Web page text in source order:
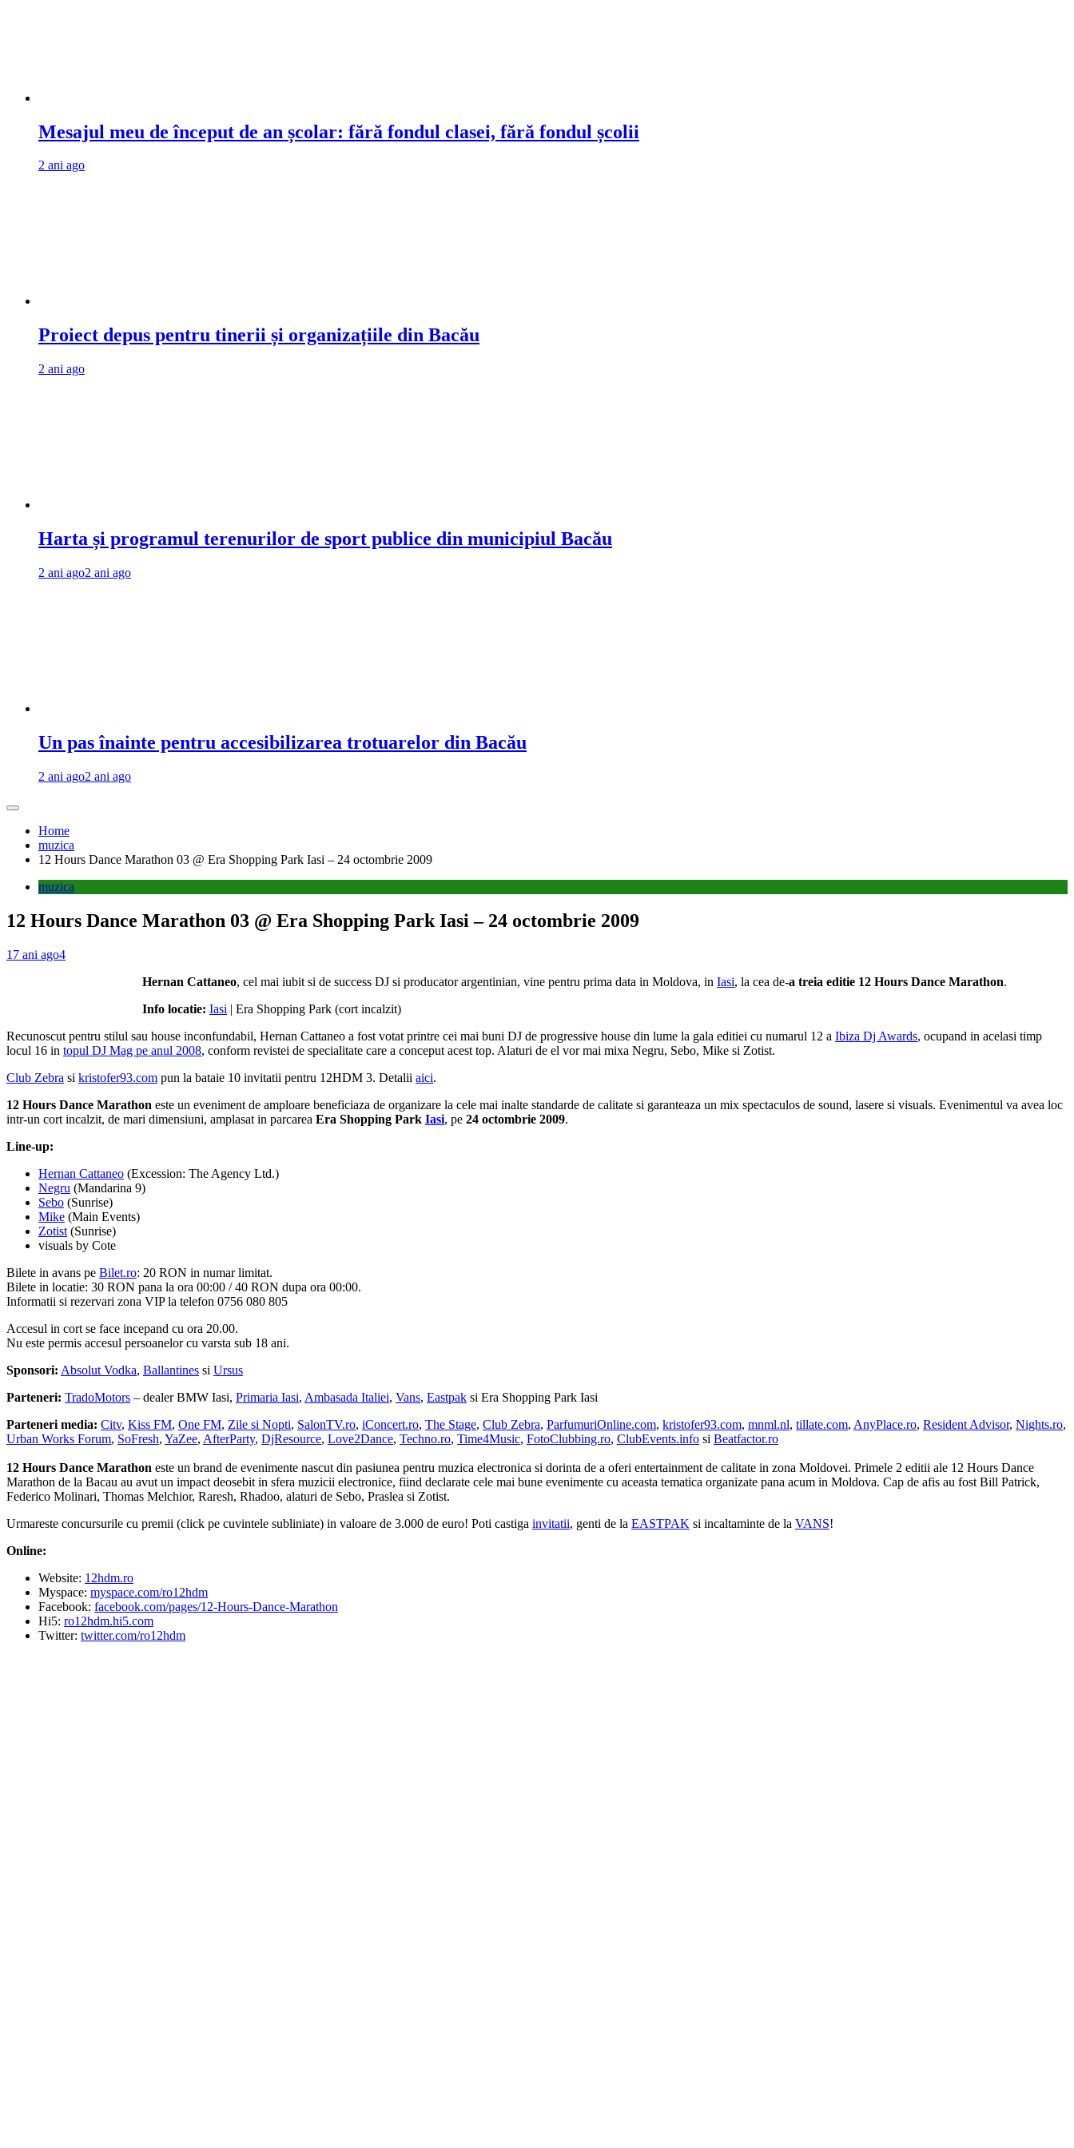
Mesajul meu de început de an școlar: fără fondul clasei, fără fondul școlii
2 ani ago
Proiect depus pentru tinerii și organizațiile din Bacău
2 ani ago
Harta și programul terenurilor de sport publice din municipiul Bacău
2 ani ago2 ani ago
Un pas înainte pentru accesibilizarea trotuarelor din Bacău
2 ani ago2 ani ago
Home
muzica
12 Hours Dance Marathon 03 @ Era Shopping Park Iasi – 24 octombrie 2009
muzica
12 Hours Dance Marathon 03 @ Era Shopping Park Iasi – 24 octombrie 2009
17 ani ago4
Hernan Cattaneo, cel mai iubit si de success DJ si producator argentinian, vine pentru prima data in Moldova, in Iasi, la cea de-a treia editie 12 Hours Dance Marathon.
Info locatie: Iasi | Era Shopping Park (cort incalzit)
Recunoscut pentru stilul sau house inconfundabil, Hernan Cattaneo a fost votat printre cei mai buni DJ de progressive house din lume la gala editiei cu numarul 12 a Ibiza Dj Awards, ocupand in acelasi timp
locul 16 in topul DJ Mag pe anul 2008, conform revistei de specialitate care a conceput acest top. Alaturi de el vor mai mixa Negru, Sebo, Mike si Zotist.
Club Zebra si kristofer93.com pun la bataie 10 invitatii pentru 12HDM 3. Detalii aici.
12 Hours Dance Marathon este un eveniment de amploare beneficiaza de organizare la cele mai inalte standarde de calitate si garanteaza un mix spectaculos de sound, lasere si visuals. Evenimentul va avea loc
intr-un cort incalzit, de mari dimensiuni, amplasat in parcarea Era Shopping Park Iasi, pe 24 octombrie 2009.
Line-up:
Hernan Cattaneo (Excession: The Agency Ltd.)
Negru (Mandarina 9)
Sebo (Sunrise)
Mike (Main Events)
Zotist (Sunrise)
visuals by Cote
Bilete in avans pe Bilet.ro: 20 RON in numar limitat.
Bilete in locatie: 30 RON pana la ora 00:00 / 40 RON dupa ora 00:00.
Informatii si rezervari zona VIP la telefon 0756 080 805
Accesul in cort se face incepand cu ora 20.00.
Nu este permis accesul persoanelor cu varsta sub 18 ani.
Sponsori: Absolut Vodka, Ballantines si Ursus
Parteneri: TradoMotors – dealer BMW Iasi, Primaria Iasi, Ambasada Italiei, Vans, Eastpak si Era Shopping Park Iasi
Parteneri media: Citv, Kiss FM, One FM, Zile si Nopti, SalonTV.ro, iConcert.ro, The Stage, Club Zebra, ParfumuriOnline.com, kristofer93.com, mnml.nl, tillate.com, AnyPlace.ro, Resident Advisor, Nights.ro,
Urban Works Forum, SoFresh, YaZee, AfterParty, DjResource, Love2Dance, Techno.ro, Time4Music, FotoClubbing.ro, ClubEvents.info si Beatfactor.ro
12 Hours Dance Marathon este un brand de evenimente nascut din pasiunea pentru muzica electronica si dorinta de a oferi entertainment de calitate in zona Moldovei. Primele 2 editii ale 12 Hours Dance
Marathon de la Bacau au avut un impact deosebit in sfera muzicii electronice, fiind declarate cele mai bune evenimente cu aceasta tematica organizate pana acum in Moldova. Cap de afis au fost Bill Patrick,
Federico Molinari, Thomas Melchior, Raresh, Rhadoo, alaturi de Sebo, Praslea si Zotist.
Urmareste concursurile cu premii (click pe cuvintele subliniate) in valoare de 3.000 de euro! Poti castiga invitatii, genti de la EASTPAK si incaltaminte de la VANS!
Online:
Website: 12hdm.ro
Myspace: myspace.com/ro12hdm
Facebook: facebook.com/pages/12-Hours-Dance-Marathon
Hi5: ro12hdm.hi5.com
Twitter: twitter.com/ro12hdm